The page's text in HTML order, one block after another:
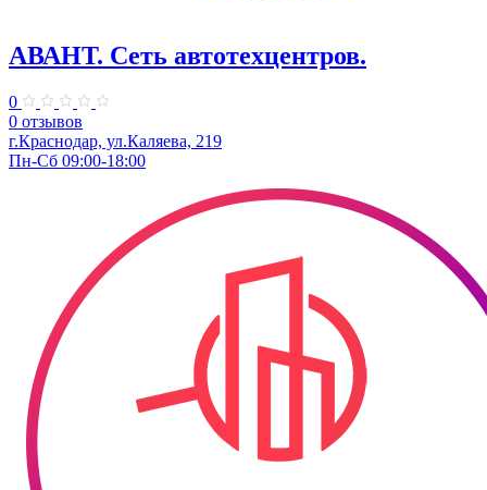
АВАНТ. ​Сеть автотехцентров.
0
0 отзывов
г.Краснодар, ул.Каляева, 219
Пн-Сб 09:00-18:00